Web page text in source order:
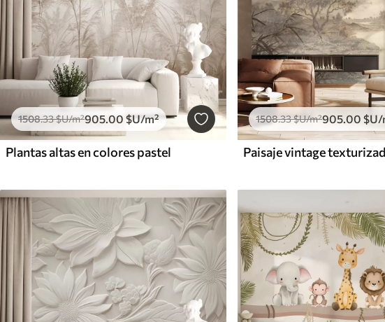
1508.33$U/m²905.00 $U/m²
Plantas altas en colores pastel
1508.33$U/m²905.00 $U/